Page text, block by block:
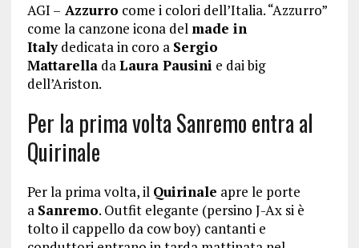
AGI – Azzurro come i colori dell’Italia. “Azzurro”
come la canzone icona del made in
Italydedicata in coro a Sergio
MattarelladaLaura Pausini e dai big
dell’Ariston.
Per la prima volta Sanremo entra al
Quirinale
Per la prima volta, il Quirinale apre le porte
a Sanremo. Outfit elegante (persino J-Ax si è
tolto il cappello da cow boy) cantanti e